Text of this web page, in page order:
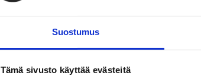
Suostumus
Tämä sivusto käyttää evästeitä